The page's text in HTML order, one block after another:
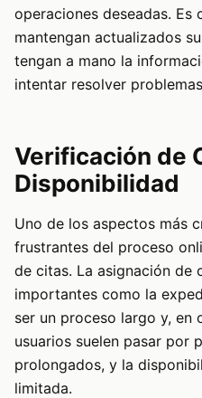
operaciones deseadas. Es
mantengan actualizados
tengan a mano la
intentar resolver
Verificación de
Disponibilidad
Uno de los aspectos más
frustrantes del proceso
de citas. La asignación de
importantes como la
ser un proceso largo y, en
usuarios suelen pasar por
prolongados, y la
limitada.